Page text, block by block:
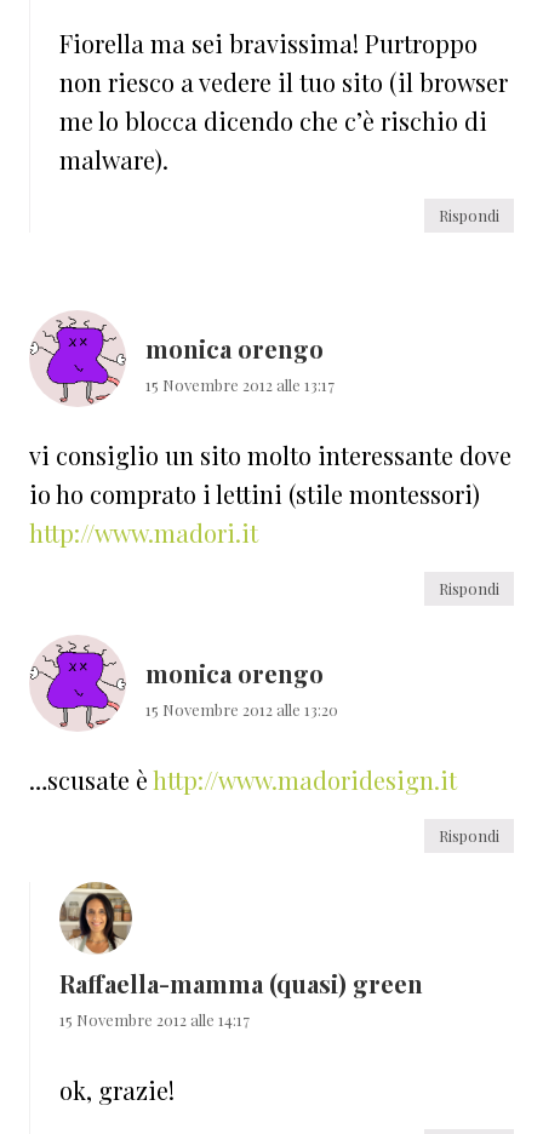
Fiorella ma sei bravissima! Purtroppo
non riesco a vedere il tuo sito (il browser
me lo blocca dicendo che c’è rischio di
malware).
Rispondi
monica orengo
15 Novembre 2012 alle 13:17
vi consiglio un sito molto interessante dove
io ho comprato i lettini (stile montessori)
http://www.madori.it
Rispondi
monica orengo
15 Novembre 2012 alle 13:20
…scusate èhttp://www.madoridesign.it
Rispondi
Raffaella-mamma (quasi) green
15 Novembre 2012 alle 14:17
ok, grazie!